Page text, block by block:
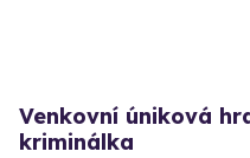
Venkovní úniková
kriminálka